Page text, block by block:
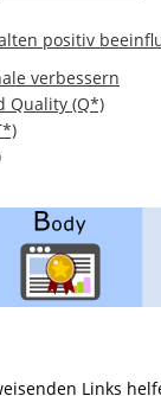
positiv
verbessern
Quality (Q*)
Links